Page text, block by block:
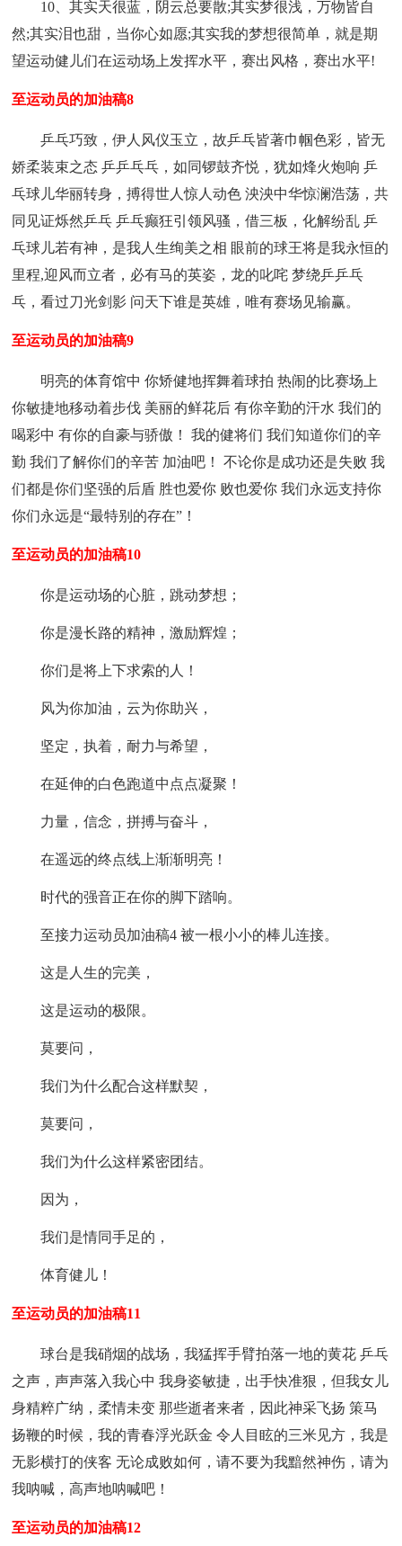
10、其实天很蓝，阴云总要散;其实梦很浅，万物皆自
然;其实泪也甜，当你心如愿;其实我的梦想很简单，就是期
望运动健儿们在运动场上发挥水平，赛出风格，赛出水平!
至运动员的加油稿8
乒乓巧致，伊人风仪玉立，故乒乓皆著巾帼色彩，皆无
娇柔装束之态 乒乒乓乓，如同锣鼓齐悦，犹如烽火炮响 乒
乓球儿华丽转身，搏得世人惊人动色 泱泱中华惊澜浩荡，共
同见证烁然乒乓 乒乓癫狂引领风骚，借三板，化解纷乱 乒
乓球儿若有神，是我人生绚美之相 眼前的球王将是我永恒的
里程,迎风而立者，必有马的英姿，龙的叱咤 梦绕乒乒乓
乓，看过刀光剑影 问天下谁是英雄，唯有赛场见输赢。
至运动员的加油稿9
明亮的体育馆中 你矫健地挥舞着球拍 热闹的比赛场上
你敏捷地移动着步伐 美丽的鲜花后 有你辛勤的汗水 我们的
喝彩中 有你的自豪与骄傲！ 我的健将们 我们知道你们的辛
勤 我们了解你们的辛苦 加油吧！ 不论你是成功还是失败 我
们都是你们坚强的后盾 胜也爱你 败也爱你 我们永远支持你
你们永远是“最特别的存在”！
至运动员的加油稿10
你是运动场的心脏，跳动梦想；
你是漫长路的精神，激励辉煌；
你们是将上下求索的人！
风为你加油，云为你助兴，
坚定，执着，耐力与希望，
在延伸的白色跑道中点点凝聚！
力量，信念，拼搏与奋斗，
在遥远的终点线上渐渐明亮！
时代的强音正在你的脚下踏响。
至接力运动员加油稿4 被一根小小的棒儿连接。
这是人生的完美，
这是运动的极限。
莫要问，
我们为什么配合这样默契，
莫要问，
我们为什么这样紧密团结。
因为，
我们是情同手足的，
体育健儿！
至运动员的加油稿11
球台是我硝烟的战场，我猛挥手臂拍落一地的黄花 乒乓
之声，声声落入我心中 我身姿敏捷，出手快准狠，但我女儿
身精粹广纳，柔情未变 那些逝者来者，因此神采飞扬 策马
扬鞭的时候，我的青春浮光跃金 令人目眩的三米见方，我是
无影横打的侠客 无论成败如何，请不要为我黯然神伤，请为
我呐喊，高声地呐喊吧！
至运动员的加油稿12